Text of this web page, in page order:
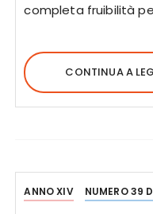
completa fruibilità
CONTINUA A
ANNO XIV NUMERO 39